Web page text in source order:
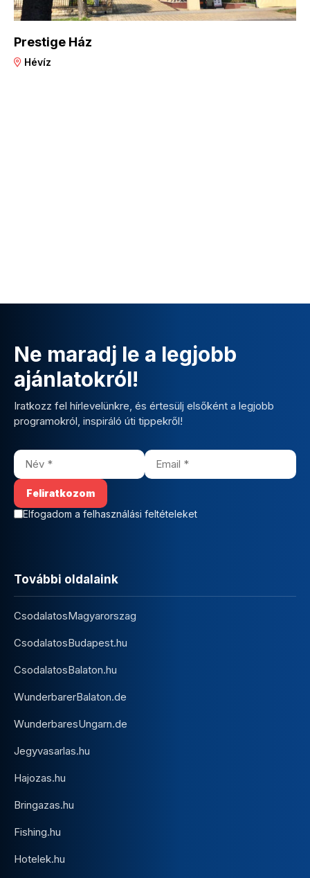
Prestige Ház
Hévíz
Ne maradj le a legjobb
ajánlatokról!
Iratkozz fel hírlevelünkre, és értesülj elsőként a legjobb
programokról, inspiráló úti tippekről!
Elfogadom a felhasználási feltételeket
További oldalaink
CsodalatosMagyarorszag
CsodalatosBudapest.hu
CsodalatosBalaton.hu
WunderbarerBalaton.de
WunderbaresUngarn.de
Jegyvasarlas.hu
Hajozas.hu
Bringazas.hu
Fishing.hu
Hotelek.hu